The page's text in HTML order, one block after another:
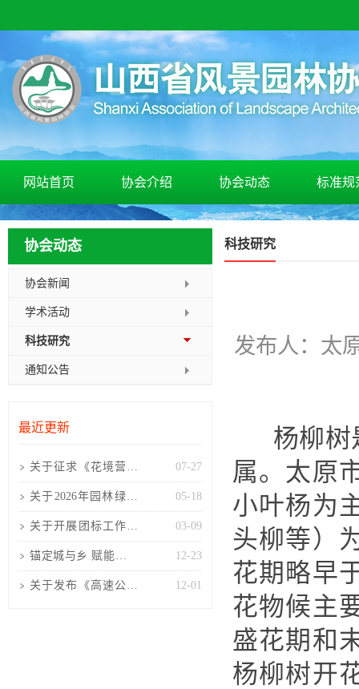
网站首页 协会介绍 协会动态 标准规
协会动态
协会新闻
学术活动
科技研究
通知公告
最近更新
关于征求《花境营造
技术规程(征求意见
稿)》
07-27
关于2026年园林绿化
工程项目负责人考核
培训
05-18
关于开展团标工作的
通知
03-09
锚定城与乡 赋能景与
人 山西风景园林协会
12-23
关于发布《高速公路 12-01
科技研究
发布人：太
杨柳树
属。太原
小叶杨为
头柳等）
花期略早
花物候主
盛花期和
杨柳树开